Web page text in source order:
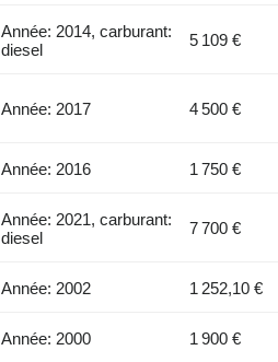
Année: 2014, carburant:
diesel
5 109 €
Année: 2017 4 500 €
Année: 2016 1 750 €
Année: 2021, carburant:
diesel
7 700 €
Année: 2002 1 252,10 €
Année: 2000
1 900 €